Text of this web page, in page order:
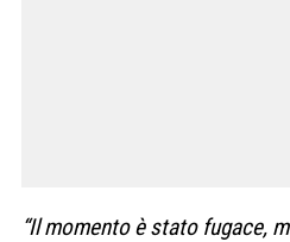
“Il momento è stato fugace,